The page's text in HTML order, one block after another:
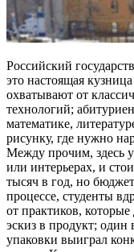
Российский
это настоящая
охватывают от
технологий;
математике,
рисунку, где нужно
Между прочим, здесь
или интерьерах, и
тысяч в год, но
процессе, студенты
от практиков, которые
эскиз в продукт;
упаковки выиграл